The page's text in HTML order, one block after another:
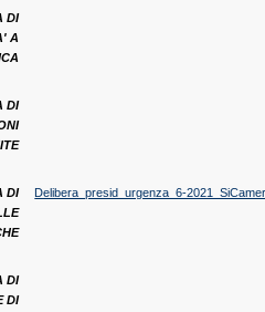
DI
A
DI
DI
Delibera_presid_urgenza_6-
DI
DI